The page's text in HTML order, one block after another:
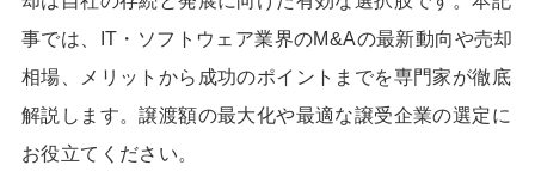
事では、IT・ソフトウェア業界のM&Aの最新動向や売却
相場、メリットから成功のポイントまでを専門家が徹底
解説します。譲渡額の最大化や最適な譲受企業の選定に
お役立てください。